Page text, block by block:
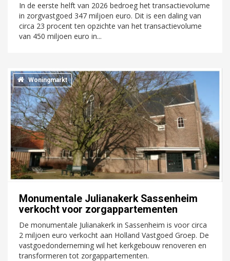
In de eerste helft van 2026 bedroeg het transactievolume
in zorgvastgoed 347 miljoen euro. Dit is een daling van
circa 23 procent ten opzichte van het transactievolume
van 450 miljoen euro in...
Woningmarkt
Monumentale Julianakerk Sassenheim
verkocht voor zorgappartementen
De monumentale Julianakerk in Sassenheim is voor circa
2 miljoen euro verkocht aan Holland Vastgoed Groep. De
vastgoedonderneming wil het kerkgebouw renoveren en
transformeren tot zorgappartementen.